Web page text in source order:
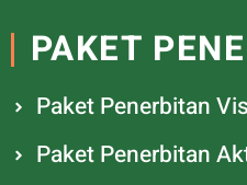
PAKET
Paket Penerbitan
Paket Penerbitan